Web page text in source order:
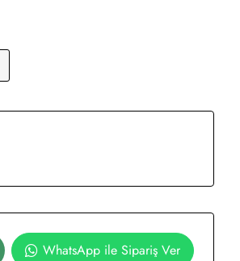
WhatsApp ile Sipariş Ver